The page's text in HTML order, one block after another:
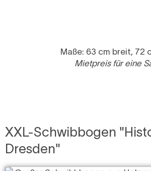
Maße: 63 cm breit, 72
Mietpreis für eine
XXL-Schwibbogen
Dresden"